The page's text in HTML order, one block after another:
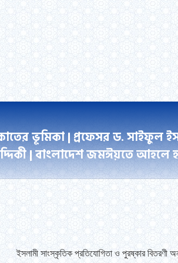
ভূমিকা | প্রফেসর ড. সাইফুল
| বাংলাদেশ জমঈয়তে আহলে
ইসলামী সাংস্কৃতিক প্রতিযোগিতা ও পুরষ্কার বিতরণী